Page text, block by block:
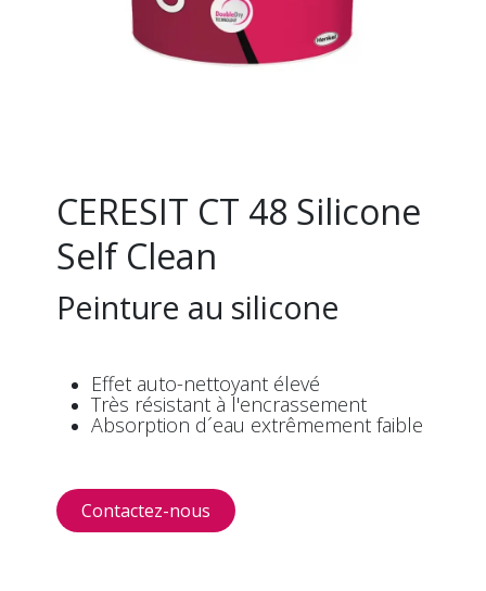
CERESIT CT 48 Silicone
Self Clean
Peinture au silicone
Effet auto-nettoyant élevé
Très résistant à l'encrassement
Absorption d´eau extrêmement faible
Contactez-​​nous